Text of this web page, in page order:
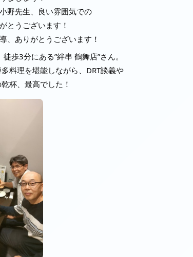
野先生、良い雰囲気での
とうございます！
、ありがとうございます！
歩3分にある”絆串 鶴舞店”さん。
料理を堪能しながら、DRT談義や
杯、最高でした！